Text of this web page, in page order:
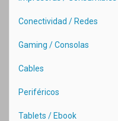
Conectividad / Redes
Gaming / Consolas
Cables
Periféricos
Tablets / Ebook